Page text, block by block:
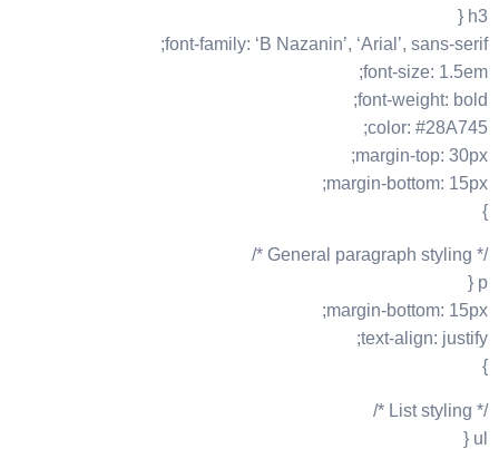
h3 {
font-family: ‘B Nazanin’, ‘Arial’, sans-serif;
font-size: 1.5em;
font-weight: bold;
color: #28A745;
margin-top: 30px;
margin-bottom: 15px;
}
/* General paragraph styling */
p {
margin-bottom: 15px;
text-align: justify;
}
/* List styling */
ul {